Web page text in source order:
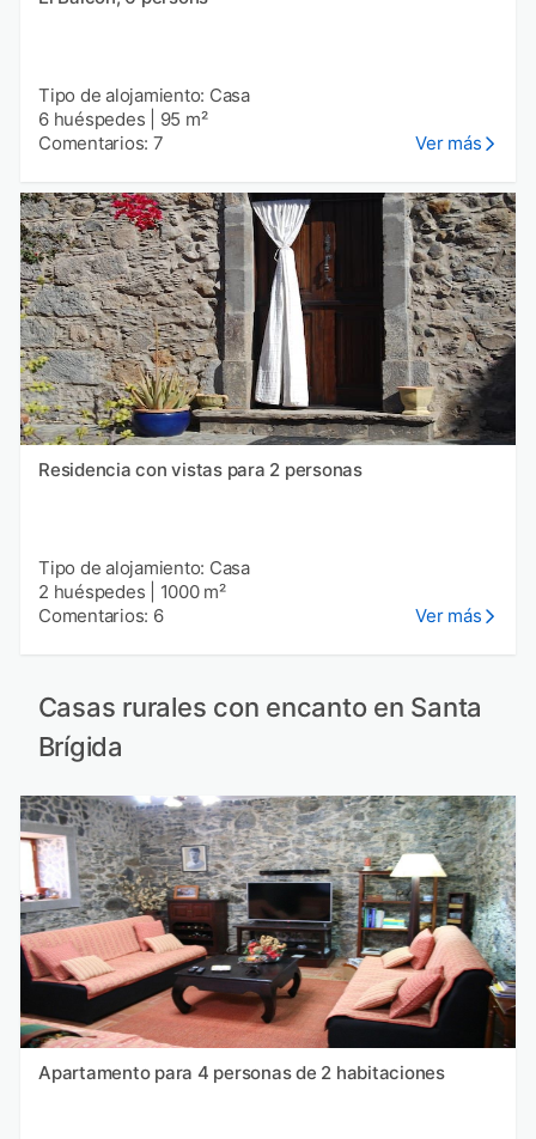
Tipo de alojamiento: Casa
6 huéspedes
95 m²
Comentarios: 7
Ver más
Residencia con vistas para 2 personas
Tipo de alojamiento: Casa
2 huéspedes
1000 m²
Comentarios: 6
Ver más
Casas rurales con encanto en Santa
Brígida
Apartamento para 4 personas de 2 habitaciones